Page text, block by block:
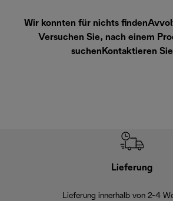
Wir konnten für nichts
Versuchen Sie, nach einem
suchen Kontaktieren
Lieferung
Lieferung innerhalb von 2-4